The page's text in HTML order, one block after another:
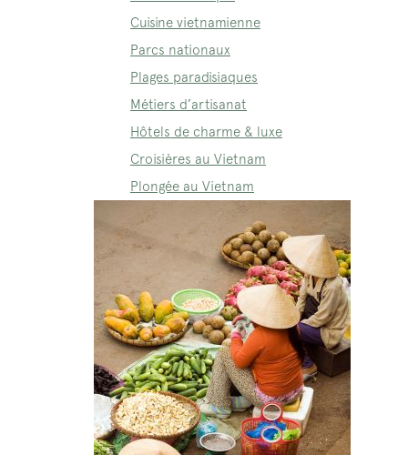
Cuisine vietnamienne
Parcs nationaux
Plages paradisiaques
Métiers d’artisanat
Hôtels de charme & luxe
Croisières au Vietnam
Plongée au Vietnam